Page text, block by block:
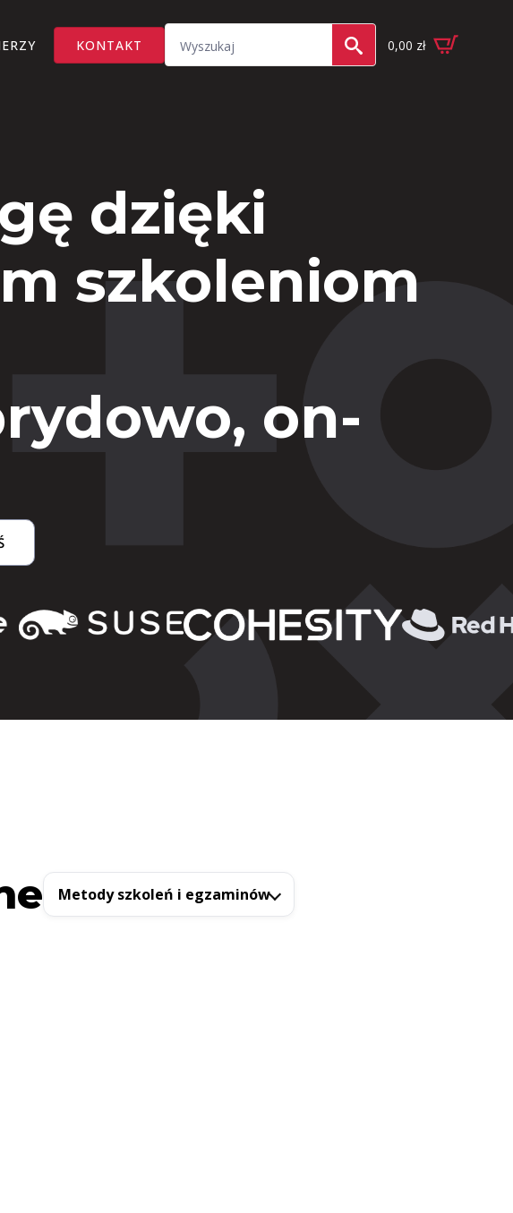
KONTAKT
for:
0,00 zł
dzięki
szkoleniom
on-
Metody szkoleń i egzaminów